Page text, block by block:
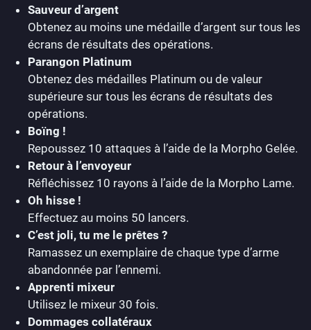
Sauveur d’argent
Obtenez au moins une médaille d’argent sur tous les
écrans de résultats des opérations.
Parangon Platinum
Obtenez des médailles Platinum ou de valeur
supérieure sur tous les écrans de résultats des
opérations.
Boïng !
Repoussez 10 attaques à l’aide de la Morpho Gelée.
Retour à l’envoyeur
Réfléchissez 10 rayons à l’aide de la Morpho Lame.
Oh hisse !
Effectuez au moins 50 lancers.
C’est joli, tu me le prêtes ?
Ramassez un exemplaire de chaque type d’arme
abandonnée par l’ennemi.
Apprenti mixeur
Utilisez le mixeur 30 fois.
Dommages collatéraux